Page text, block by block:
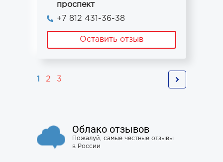
проспект
+7 812 431-36-38
Оставить отзыв
1 2 3
Облако отзывов
Пожалуй, самые честные отзывы
в России